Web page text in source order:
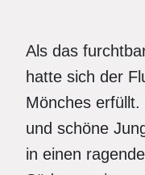
Als das
hatte sich der
Mönches
und schöne
in einen